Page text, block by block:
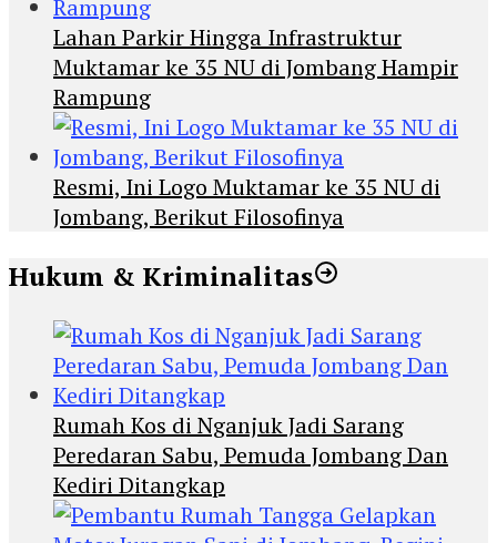
Lahan Parkir Hingga Infrastruktur
Muktamar ke 35 NU di Jombang Hampir
Rampung
Resmi, Ini Logo Muktamar ke 35 NU di
Jombang, Berikut Filosofinya
Hukum & Kriminalitas
Rumah Kos di Nganjuk Jadi Sarang
Peredaran Sabu, Pemuda Jombang Dan
Kediri Ditangkap